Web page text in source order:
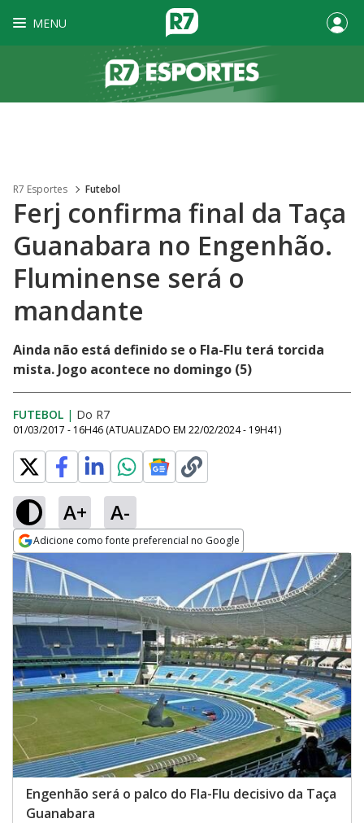
MENU
R7 Esportes Futebol
Ferj confirma final da Taça
Guanabara no Engenhão.
Fluminense será o
mandante
Ainda não está definido se o Fla-Flu terá torcida
mista. Jogo acontece no domingo (5)
FUTEBOL | Do R7
01/03/2017 - 16H46 (ATUALIZADO EM 22/02/2024 - 19H41)
A+ A-
Adicione como fonte preferencial no Google
Opens in new window
Engenhão será o palco do Fla-Flu decisivo da Taça
Guanabara